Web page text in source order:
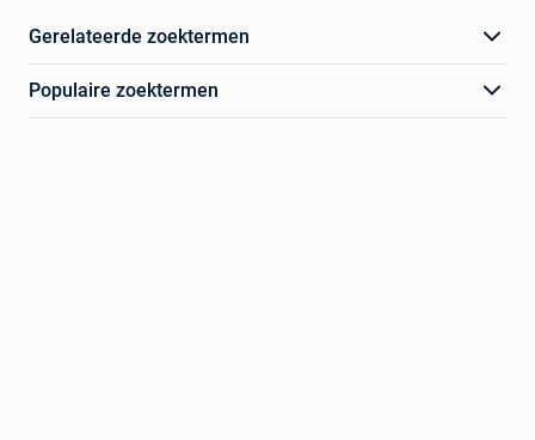
Gerelateerde zoektermen
Populaire zoektermen